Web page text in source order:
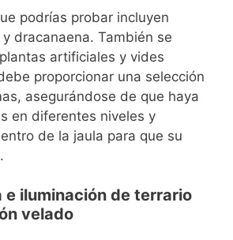
podrías probar incluyen
dracanaena. También se
artificiales y vides
proporcionar una selección
asegurándose de que haya
en diferentes niveles y
de la jaula para que su
e iluminación de terrario
velado